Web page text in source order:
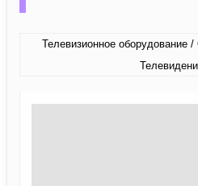
Телевизионное оборудование